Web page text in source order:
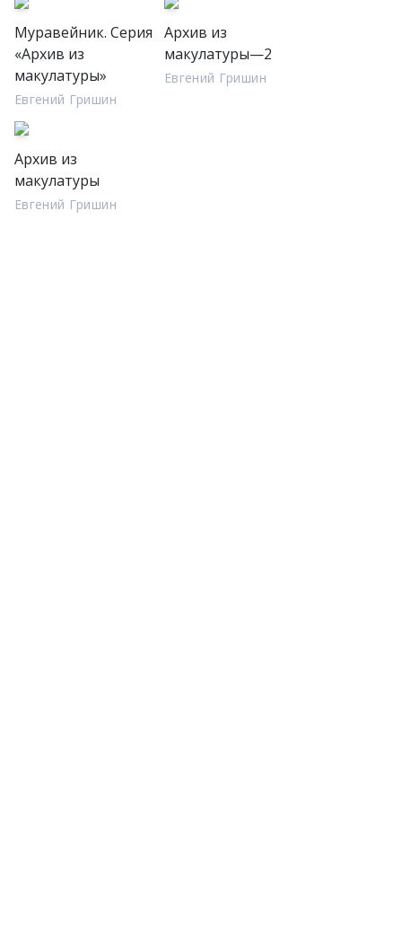
Муравейник. Серия
«Архив из
макулатуры»
Евгений Гришин
Архив из
макулатуры—2
Евгений Гришин
Архив из
макулатуры
Евгений Гришин